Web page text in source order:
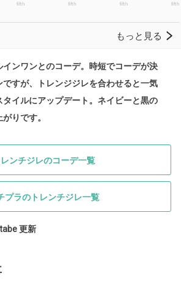
インワンとのコーデ。時短でコーデが決
ですが、トレンジジレを合わせると一気
タイルにアップデート。ネイビーと黒の
りです。
レンチジレのコーデ一覧
プラのトレンチジレ一覧
更新